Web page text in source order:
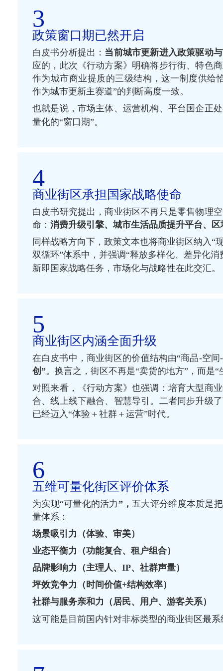
3
政策窗口期已然开启
白皮书分析提出： 当前城市更新进入政策驱动
应的，此次《行动方案》明确将步行街、特色
作为城市商业提质的三级结构，这一制度供给
作为城市更新主赛道”的判断高度一致。
也就是说，市场主体、运营机构、平台国企正
量化的“窗口期”。
4
商业街区承担国家战略使命
白皮书研究提出，商业街区不再只是零售物理
命： 消费升级引擎、城市生活品质提升平台、
同样战略方向下，政策文本也将商业街区纳入“
双循环”体系中，并强调“释放多样化、差异化
新即国家战略任务，市场化与战略性在此交汇。
5
商业街区内涵全面升级
在白皮书中，商业街区的价值结构由“商品-空间
创”。换言之，街区不再是“卖货的地方”，而是
对照来看，《行动方案》也强调：培育大型商
合、线上线下融合、智慧导引。二者同步升级
已经迈入“体验＋社群＋运营”时代。
6
五维可量化街区评价体系
为实现“可量化的活力”，五大评分维度本质是
量体系：
场景吸引力（体验、审美）
业态平衡力（功能复合、租户组合）
品牌影响力（主理人、IP、社群声量）
坪效竞争力（时间价值+结构效率）
社群与服务亲和力（居民、用户、游客关系）
这可能是目前国内针对非标类型的商业街区最